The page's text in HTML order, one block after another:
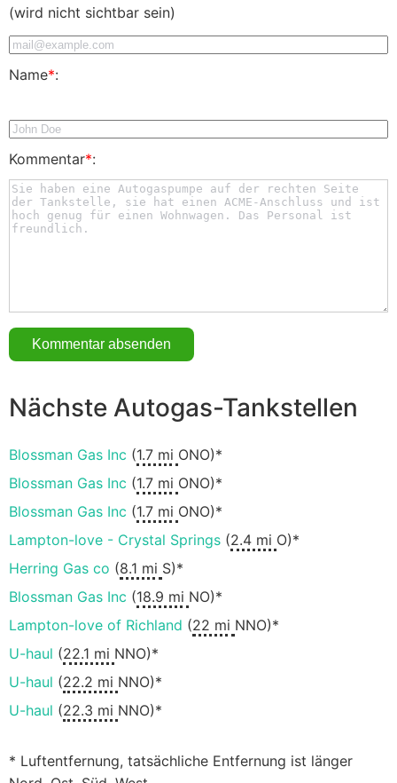
(wird nicht sichtbar sein)
Name*:
Kommentar*:
Nächste Autogas-Tankstellen
Blossman Gas Inc (1.7 mi ONO)*
Blossman Gas Inc (1.7 mi ONO)*
Blossman Gas Inc (1.7 mi ONO)*
Lampton-love - Crystal Springs (2.4 mi O)*
Herring Gas co (8.1 mi S)*
Blossman Gas Inc (18.9 mi NO)*
Lampton-love of Richland (22 mi NNO)*
U-haul (22.1 mi NNO)*
U-haul (22.2 mi NNO)*
U-haul (22.3 mi NNO)*
* Luftentfernung, tatsächliche Entfernung ist länger